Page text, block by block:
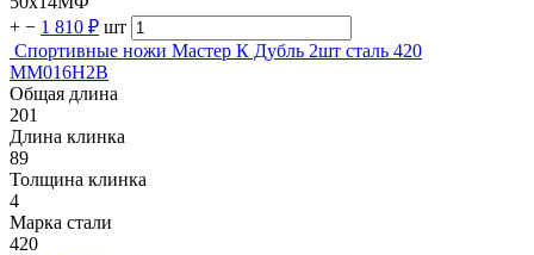
+ − 1 810 ₽ шт
Спортивные ножи Мастер К Дубль 2шт сталь 420
MM016H2B
Общая длина
201
Длина клинка
89
Толщина клинка
4
Марка стали
420